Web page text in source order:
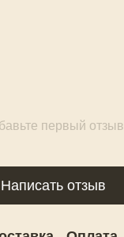
первый отзыв
Написать отзыв